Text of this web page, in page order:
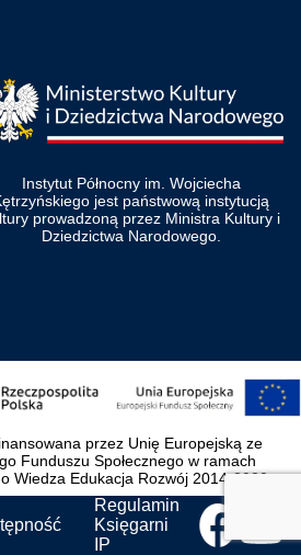
Instytut Północny im. Wojciecha
jest państwową instytucją
prowadzoną przez Ministra Kultury i
Dziedzictwa Narodowego.
przez Unię Europejską ze
Funduszu Społecznego w ramach
Wiedza Edukacja Rozwój 2014-2020.
Regulamin
Księgarni
IP